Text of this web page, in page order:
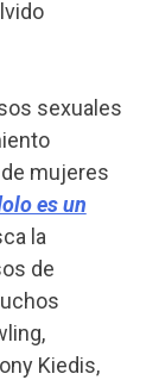
sexuales
mujeres
es un
la
de
Kiedis,